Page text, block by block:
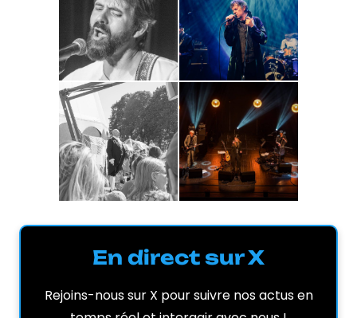
En direct sur X
Rejoins-nous sur X pour suivre nos actus en